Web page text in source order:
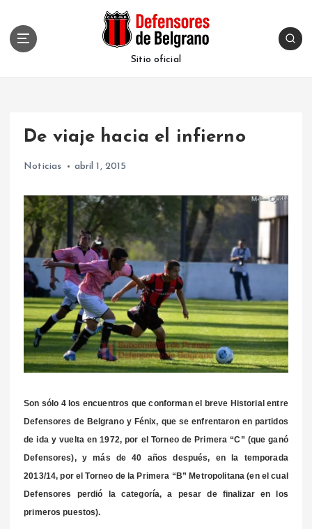
Sitio oficial
De viaje hacia el infierno
Noticias abril 1, 2015
Son sólo 4 los encuentros que conforman el breve Historial entre
Defensores de Belgrano y Fénix, que se enfrentaron en partidos
de ida y vuelta en 1972, por el Torneo de Primera “C” (que ganó
Defensores), y más de 40 años después, en la temporada
2013/14, por el Torneo de la Primera “B” Metropolitana (en el cual
Defensores perdió la categoría, a pesar de finalizar en los
primeros puestos).